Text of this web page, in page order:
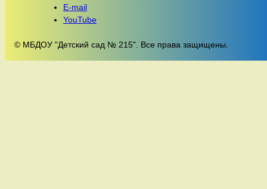
E-mail
YouTube
© МБДОУ "Детский сад № 215". Все права защищены.